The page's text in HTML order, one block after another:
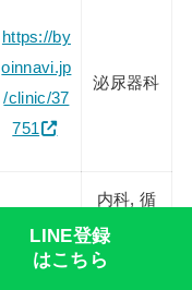
https://by
oinnavi.jp
/clinic/37
751
泌尿器科
内科, 循
環器内科,
呼吸器内
LINE登録
はこちら